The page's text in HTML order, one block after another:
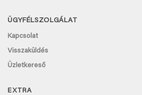
ÜGYFÉLSZOLGÁLAT
Kapcsolat
Visszaküldés
Üzletkereső
EXTRA